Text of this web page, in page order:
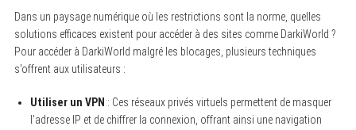
Dans un paysage numérique où les restrictions sont la norme, quelles
solutions efficaces existent pour accéder à des sites comme DarkiWorld ?
Pour accéder à DarkiWorld malgré les blocages, plusieurs techniques
s’offrent aux utilisateurs :
Utiliser un VPN : Ces réseaux privés virtuels permettent de masquer
l’adresse IP et de chiffrer la connexion, offrant ainsi une navigation